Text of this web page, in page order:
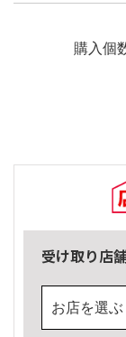
購入個
受け取り店
お店を選ぶ